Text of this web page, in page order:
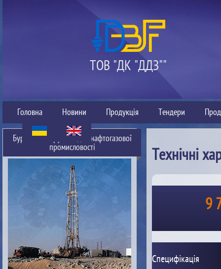
ТОВ "ДК "ДДЗ""
Головна Новини Продукція Тендери
Буровий інструмент для нафтогазової
промисловості Технічні
9
Специфікація